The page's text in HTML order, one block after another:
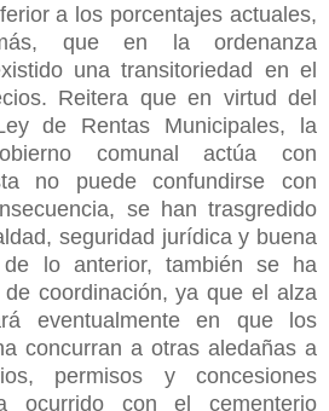
a los porcentajes actuales,
que en la ordenanza
una transitoriedad en el
Reitera que en virtud del
de Rentas Municipales, la
comunal actúa con
no puede confundirse con
se han trasgredido
seguridad jurídica y buena
lo anterior, también se ha
coordinación, ya que el alza
eventualmente en que los
concurran a otras aledañas a
permisos y concesiones
ocurrido con el cementerio